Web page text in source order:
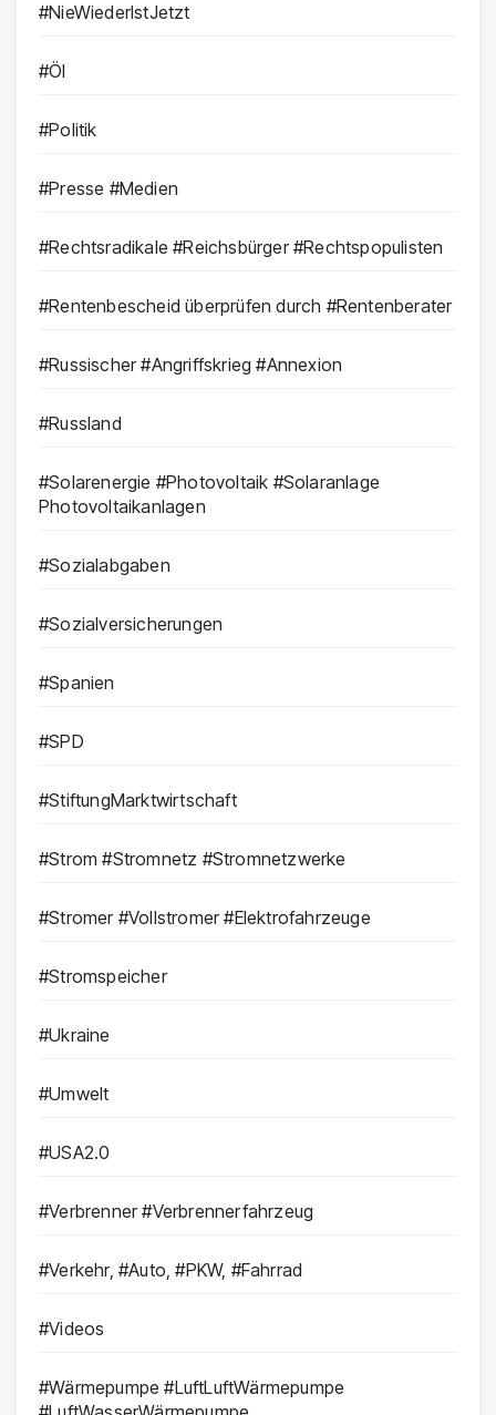
#NieWiederIstJetzt
#Öl
#Politik
#Presse #Medien
#Rechtsradikale #Reichsbürger #Rechtspopulisten
#Rentenbescheid überprüfen durch #Rentenberater
#Russischer #Angriffskrieg #Annexion
#Russland
#Solarenergie #Photovoltaik #Solaranlage
Photovoltaikanlagen
#Sozialabgaben
#Sozialversicherungen
#Spanien
#SPD
#StiftungMarktwirtschaft
#Strom #Stromnetz #Stromnetzwerke
#Stromer #Vollstromer #Elektrofahrzeuge
#Stromspeicher
#Ukraine
#Umwelt
#USA2.0
#Verbrenner #Verbrennerfahrzeug
#Verkehr, #Auto, #PKW, #Fahrrad
#Videos
#Wärmepumpe #LuftLuftWärmepumpe